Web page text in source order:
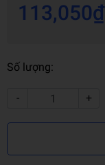
113,050₫
Số lượng:
- +